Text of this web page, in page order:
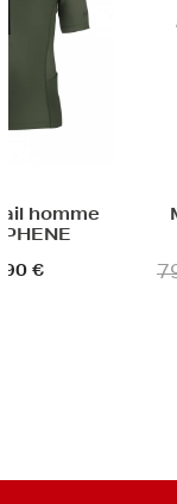
Maillot trail
79,90 €